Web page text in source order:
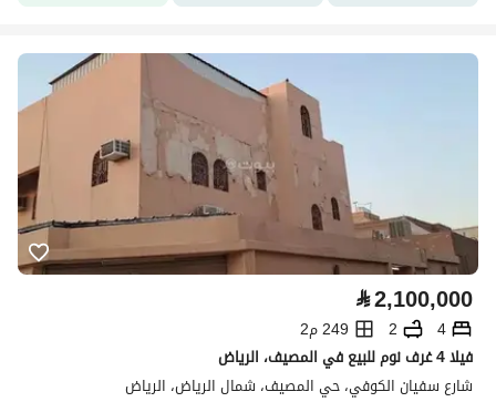
⃁2,100,000
4
2
249 م2
فيلا 4 غرف نوم للبيع في المصيف، الرياض
شارع سفيان الكوفي، حي المصيف، شمال الرياض، الرياض